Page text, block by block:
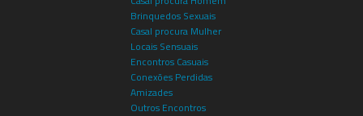
Brinquedos Sexuais
Casal procura Mulher
Locais Sensuais
Encontros Casuais
Conexões Perdidas
Amizades
Outros Encontros